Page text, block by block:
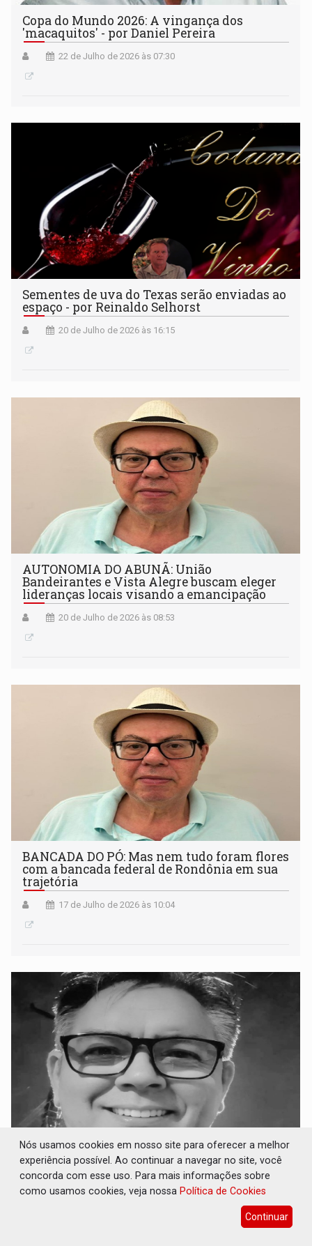
Copa do Mundo 2026: A vingança dos
'macaquitos' - por Daniel Pereira
22 de Julho de 2026 às 07:30
Sementes de uva do Texas serão enviadas ao
espaço - por Reinaldo Selhorst
20 de Julho de 2026 às 16:15
AUTONOMIA DO ABUNÃ: União
Bandeirantes e Vista Alegre buscam eleger
lideranças locais visando a emancipação
20 de Julho de 2026 às 08:53
BANCADA DO PÓ: Mas nem tudo foram flores
com a bancada federal de Rondônia em sua
trajetória
17 de Julho de 2026 às 10:04
2026 sendo marcado por um período de seca
com chuvas - por Roberto Gutierrez
16 de Julho de 2026 às 14:37
Nós usamos cookies em nosso site para oferecer a melhor
experiência possível. Ao continuar a navegar no site, você
concorda com esse uso. Para mais informações sobre
como usamos cookies, veja nossa Política de Cookies
Continuar